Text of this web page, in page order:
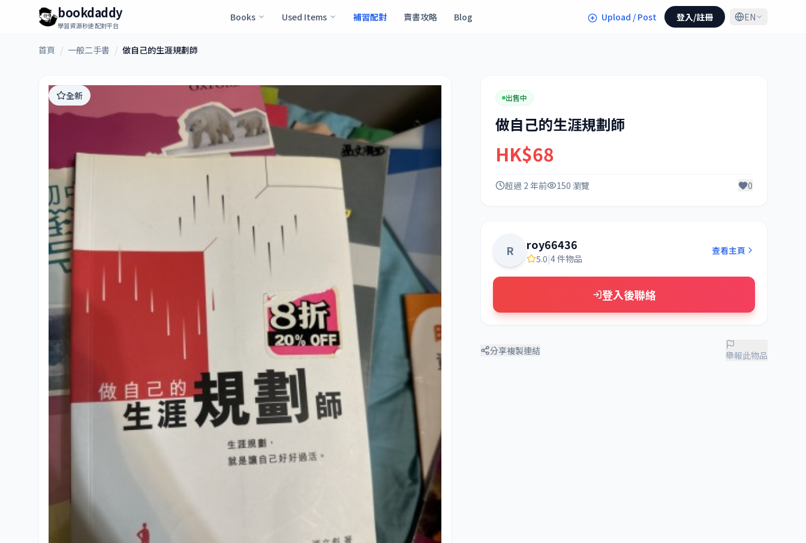
bookdaddy
學習資源秒速配對平台
Books Used Items 補習配對 賣書攻略 Blog Upload / Post 登入/註冊 EN
首頁 / 一般二手書 / 做自己的生涯規劃師
全新 出售中
做自己的生涯規劃師
HK$68
超過 2 年前 150 瀏覽 0
R roy66436
5.0|4 件物品
查看主頁
登入後聯絡
分享複製連結 舉報此物品